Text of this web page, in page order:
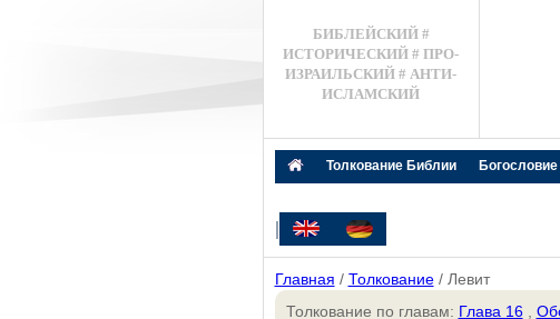
БИБЛЕЙСКИЙ #
ИСТОРИЧЕСКИЙ # ПРО-
ИЗРАИЛЬСКИЙ # АНТИ-
ИСЛАМСКИЙ
Толкование Библии Богословие
|
Главная / Толкование/ Левит
Толкование по главам: Глава 16,